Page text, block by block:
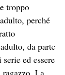
troppo
perché
da parte
ed essere
ragazzo. La